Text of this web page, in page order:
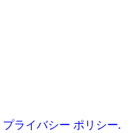
プライバシー ポリシー.